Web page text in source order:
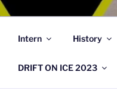
Intern History
DRIFT ON ICE 2023